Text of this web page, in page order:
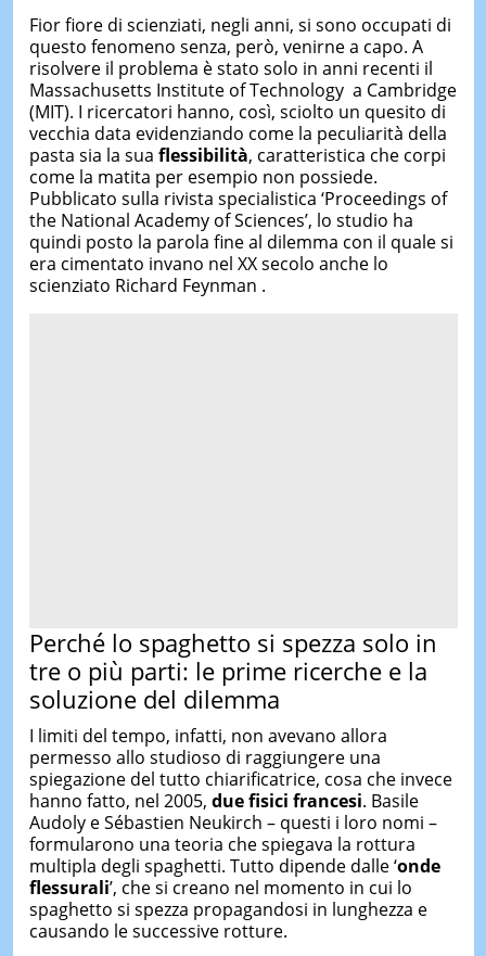
Fior fiore di scienziati, negli anni, si sono occupati di
questo fenomeno senza, però, venirne a capo. A
risolvere il problema è stato solo in anni recenti il
Massachusetts Institute of Technology a Cambridge
(MIT). I ricercatori hanno, così, sciolto un quesito di
vecchia data evidenziando come la peculiarità della
pasta sia la sua flessibilità, caratteristica che corpi
come la matita per esempio non possiede.
Pubblicato sulla rivista specialistica ‘Proceedings of
the National Academy of Sciences’, lo studio ha
quindi posto la parola fine al dilemma con il quale si
era cimentato invano nel XX secolo anche lo
scienziato Richard Feynman .
Perché lo spaghetto si spezza solo in
tre o più parti: le prime ricerche e la
soluzione del dilemma
I limiti del tempo, infatti, non avevano allora
permesso allo studioso di raggiungere una
spiegazione del tutto chiarificatrice, cosa che invece
hanno fatto, nel 2005, due fisici francesi. Basile
Audoly e Sébastien Neukirch – questi i loro nomi –
formularono una teoria che spiegava la rottura
multipla degli spaghetti. Tutto dipende dalle ‘onde
flessurali’, che si creano nel momento in cui lo
spaghetto si spezza propagandosi in lunghezza e
causando le successive rotture.